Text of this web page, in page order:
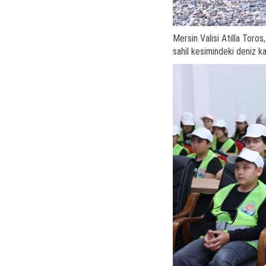
Mersin Valisi Atilla
sahil kesimindeki deniz